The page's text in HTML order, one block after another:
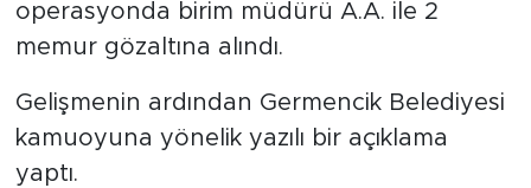
operasyonda birim müdürü A.A. ile 2
memur gözaltına alındı.
Gelişmenin ardından Germencik Belediyesi
kamuoyuna yönelik yazılı bir açıklama
yaptı.